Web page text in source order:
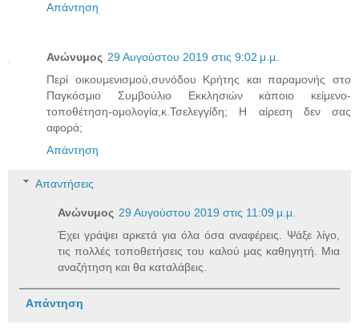
Απάντηση
Ανώνυμος 29 Αυγούστου 2019 στις 9:02 μ.μ.
Περί οικουμενισμού,συνόδου Κρήτης και παραμονής στο
Παγκόσμιο Συμβούλιο Εκκλησιών κάποιο κείμενο-
τοποθέτηση-ομολογία,κ.Τσελεγγίδη; Η αίρεση δεν σας
αφορά;
Απάντηση
Απαντήσεις
Ανώνυμος 29 Αυγούστου 2019 στις 11:09 μ.μ.
Έχει γράψει αρκετά για όλα όσα αναφέρεις. Ψάξε λίγο,
τις πολλές τοποθετήσεις του καλού μας καθηγητή. Μια
αναζήτηση και θα καταλάβεις.
Απάντηση